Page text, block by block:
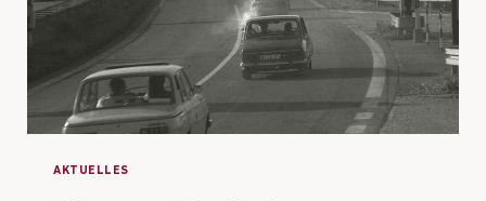
AKTUELLES